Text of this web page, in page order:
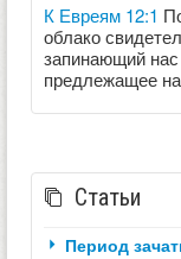
К Евреям 12:1
облако
запинающий
предлежащее
Статьи
Период